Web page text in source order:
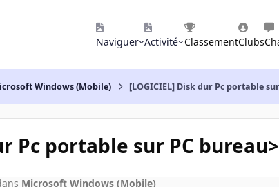
Naviguer Activité ClassementClubs
Windows (Mobile) [LOGICIEL] Disk dur Pc portable
Pc portable sur PC
Microsoft Windows (Mobile)